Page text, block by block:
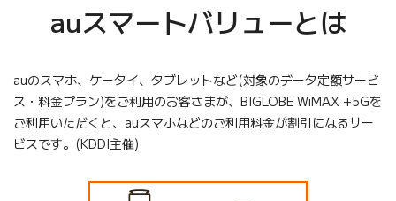
auスマートバリューとは
auのスマホ、ケータイ、タブレットなど(対象のデータ定額サービ
ス・料金プラン)をご利用のお客さまが、BIGLOBE WiMAX +5Gを
ご利用いただくと、auスマホなどのご利用料金が割引になるサー
ビスです。(KDDI主催)